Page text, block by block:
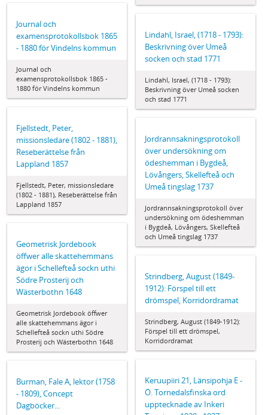
Journal och
examensprotokollsbok 1865
- 1880 för Vindelns kommun
Journal och
examensprotokollsbok 1865 -
1880 för Vindelns kommun
Lindahl, Israel, (1718 - 1793):
Beskrivning över Umeå
socken och stad 1771
Lindahl, Israel, (1718 - 1793):
Beskrivning över Umeå socken
och stad 1771
Fjellstedt, Peter,
missionsledare (1802 - 1881),
Reseberättelse från
Lappland 1857
Fjellstedt, Peter, missionsledare
(1802 - 1881), Reseberättelse från
Lappland 1857
Jordrannsakningsprotokoll
över undersökning om
ödeshemman i Bygdeå,
Lövångers, Skellefteå och
Umeå tingslag 1737
Jordrannsakningsprotokoll över
undersökning om ödeshemman
i Bygdeå, Lövångers, Skellefteå
och Umeå tingslag 1737
Geometrisk Jordebook
öffwer alle skattehemmans
ägor i Schellefteå sockn uthi
Södre Prosterij och
Wästerbothn 1648
Geometrisk Jordebook öffwer
alle skattehemmans ägor i
Schellefteå sockn uthi Södre
Prosterij och Wästerbothn 1648
Strindberg, August (1849-
1912): Förspel till ett
drömspel, Korridordramat
Strindberg, August (1849-1912):
Förspel till ett drömspel,
Korridordramat
Keruupiiri 21, Länsipohja E -
Ö. Tornedalsfinska ord
upptecknade av Inkeri
Burman, Fale A, lektor (1758
- 1809), Concept
Dagböcker...